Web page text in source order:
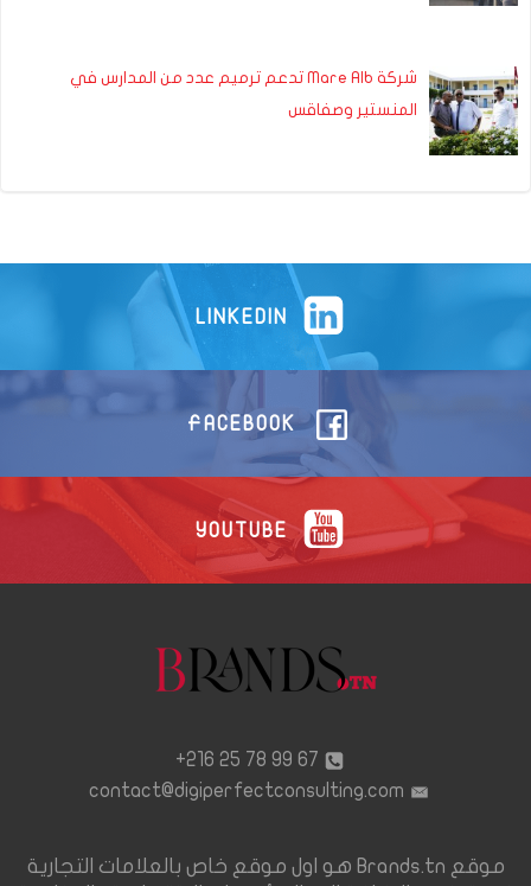
شركة Mare Alb تدعم ترميم عدد من المدارس في
المنستير وصفاقس
LINKEDIN
FACEBOOK
YOUTUBE
67 99 78 25 216+
contact@digiperfectconsulting.com
موقع Brands.tn هو اول موقع خاص بالعلامات التجارية